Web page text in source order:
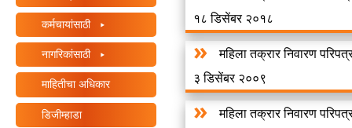
कर्मचायांसाठी
नागरिकांसाठी
माहितीचा अधिकार
डिजीम्हाडा
१८ डिसेंबर २०१८
महिला तक्रार निवारण
३ डिसेंबर २००९
महिला तक्रार निवारण